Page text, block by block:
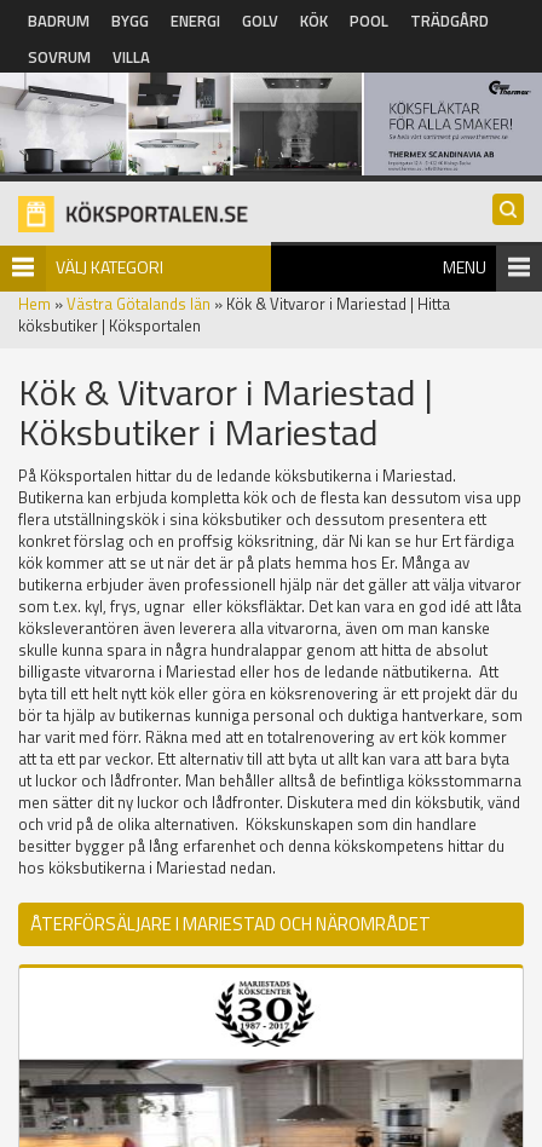
Hoppa till huvudinnehåll
BADRUM BYGG ENERGI GOLV KÖK POOL
TRÄDGÅRD
SOVRUM
VILLA
VÄLJ KATEGORI MENU
Hem »Västra Götalands län » Kök & Vitvaror i Mariestad | Hitta
köksbutiker | Köksportalen
Kök & Vitvaror i Mariestad |
Köksbutiker i Mariestad
På Köksportalen hittar du de ledande köksbutikerna i Mariestad.
Butikerna kan erbjuda kompletta kök och de flesta kan dessutom visa upp
flera utställningskök i sina köksbutiker och dessutom presentera ett
konkret förslag och en proffsig köksritning, där Ni kan se hur Ert färdiga
kök kommer att se ut när det är på plats hemma hos Er. Många av
butikerna erbjuder även professionell hjälp när det gäller att välja vitvaror
som t.ex. kyl, frys, ugnar eller köksfläktar. Det kan vara en god idé att låta
köksleverantören även leverera alla vitvarorna, även om man kanske
skulle kunna spara in några hundralappar genom att hitta de absolut
billigaste vitvarorna i Mariestad eller hos de ledande nätbutikerna. Att
byta till ett helt nytt kök eller göra en köksrenovering är ett projekt där du
bör ta hjälp av butikernas kunniga personal och duktiga hantverkare, som
har varit med förr. Räkna med att en totalrenovering av ert kök kommer
att ta ett par veckor. Ett alternativ till att byta ut allt kan vara att bara byta
ut luckor och lådfronter. Man behåller alltså de befintliga köksstommarna
men sätter dit ny luckor och lådfronter. Diskutera med din köksbutik, vänd
och vrid på de olika alternativen. Kökskunskapen som din handlare
besitter bygger på lång erfarenhet och denna kökskompetens hittar du
hos köksbutikerna i Mariestad nedan.
ÅTERFÖRSÄLJARE I MARIESTAD OCH NÄROMRÅDET